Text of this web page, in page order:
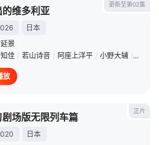
更新至第02集
维多利亚
日本
景
佳 / 若山诗音 / 阿座上洋平 / 小野大辅 / 潘惠美
放
正片
剧场版无限列车篇
日本